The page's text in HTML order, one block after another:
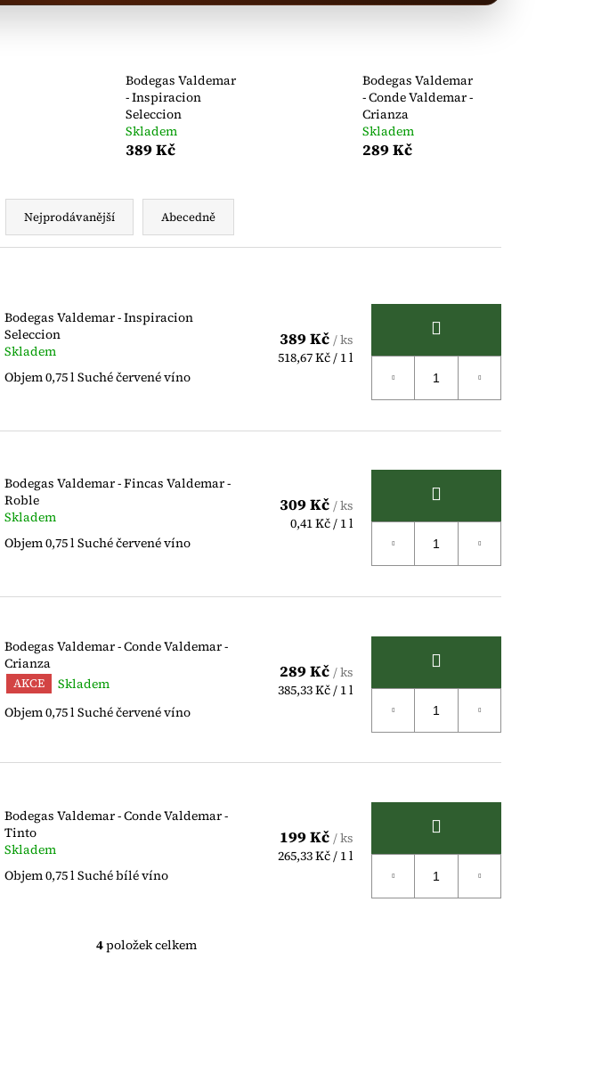
Bodegas Valdemar
- Inspiracion
Seleccion
Skladem
389 Kč
Bodegas Valdemar
- Conde Valdemar -
Crianza
Skladem
289 Kč
Nejprodávanější Abecedně
Bodegas Valdemar - Inspiracion
Seleccion
Skladem
Objem 0,75 l Suché červené víno
389 Kč / ks
Měrná
518,67 Kč / 1 l
Bodegas Valdemar - Fincas Valdemar -
Roble
Skladem
Objem 0,75 l Suché červené víno
309 Kč / ks
Měrná
0,41 Kč / 1 l
Bodegas Valdemar - Conde Valdemar -
Crianza
AKCE
Skladem
Objem 0,75 l Suché červené víno
289 Kč / ks
Měrná
385,33 Kč / 1 l
Bodegas Valdemar - Conde Valdemar -
Tinto
Skladem
Objem 0,75 l Suché bílé víno
199 Kč / ks
Měrná
265,33 Kč / 1 l
O
4položek celkem